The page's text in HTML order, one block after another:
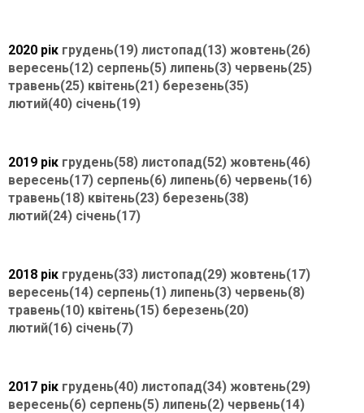
2020 рік грудень(19) листопад(13) жовтень(26)
вересень(12) серпень(5) липень(3) червень(25)
травень(25) квітень(21) березень(35)
лютий(40) січень(19)
2019 рік грудень(58) листопад(52) жовтень(46)
вересень(17) серпень(6) липень(6) червень(16)
травень(18) квітень(23) березень(38)
лютий(24) січень(17)
2018 рік грудень(33) листопад(29) жовтень(17)
вересень(14) серпень(1) липень(3) червень(8)
травень(10) квітень(15) березень(20)
лютий(16) січень(7)
2017 рік грудень(40) листопад(34) жовтень(29)
вересень(6) серпень(5) липень(2) червень(14)